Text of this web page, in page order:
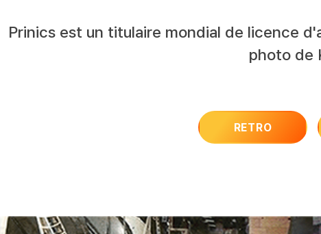
Prinics est un titulaire mondial de licence
photo de
RETRO